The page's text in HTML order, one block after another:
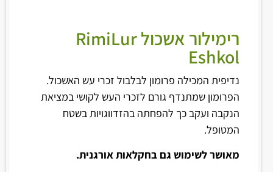
רימילור אשכול RimiLur
Eshkol
נדיפית המכילה פרומון לבלבול זכרי עש האשכול.
הפרומון שמתנדף גורם לזכרי העש לקושי במציאת
הנקבה ועקב כך להפחתה בהזדווגויות בשטח
המטופל.
מאושר לשימוש גם בחקלאות אורגנית.